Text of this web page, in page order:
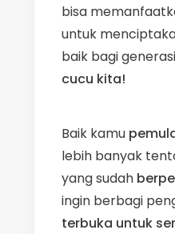
bisa
untuk
baik bagi
cucu kita!
Baik kamu
lebih banyak
yang sudah
ingin berbagi
terbuka untuk